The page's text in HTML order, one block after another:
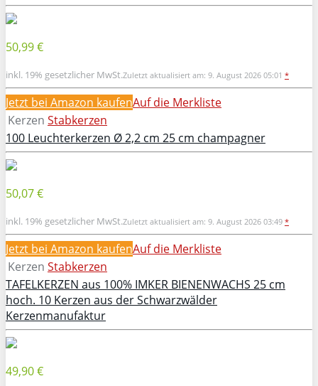
50,99 €
inkl. 19% gesetzlicher MwSt.Zuletzt aktualisiert am: 9. August 2026 05:01 *
Jetzt bei Amazon kaufenAuf die Merkliste
Kerzen Stabkerzen
100 Leuchterkerzen Ø 2,2 cm 25 cm champagner
50,07 €
inkl. 19% gesetzlicher MwSt.Zuletzt aktualisiert am: 9. August 2026 03:49 *
Jetzt bei Amazon kaufenAuf die Merkliste
Kerzen Stabkerzen
TAFELKERZEN aus 100% IMKER BIENENWACHS 25 cm
hoch. 10 Kerzen aus der Schwarzwälder
Kerzenmanufaktur
49,90 €